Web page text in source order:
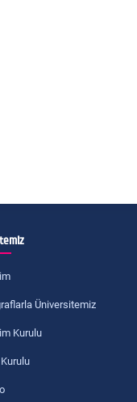
Üniversitemiz
Kurulu